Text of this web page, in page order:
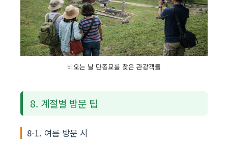
비오는 날 단종묘를 찾은 관광객들
8. 계절별 방문 팁
8-1. 여름 방문 시